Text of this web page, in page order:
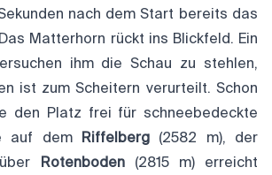
nach dem Start bereits das
Matterhorn rückt ins Blickfeld. Ein
ihm die Schau zu stehlen,
ist zum Scheitern verurteilt. Schon
den Platz frei für schneebedeckte
auf dem
Riffelberg (2582 m), der
Rotenboden(2815 m) erreicht